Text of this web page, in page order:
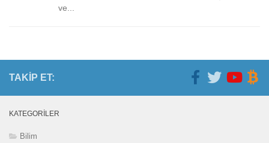
ve...
TAKIP ET:
KATEGORILER
Bilim